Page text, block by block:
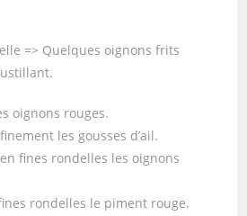
=> Quelques oignons frits
oignons rouges.
les gousses d’ail.
fines rondelles les oignons
rondelles le piment rouge.